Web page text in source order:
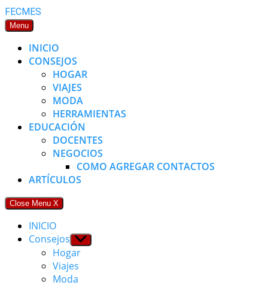
Skip
to
FECMES
Menu
INICIO
CONSEJOS
HOGAR
VIAJES
MODA
HERRAMIENTAS
EDUCACIÓN
DOCENTES
NEGOCIOS
COMO AGREGAR CONTACTOS
ARTÍCULOS
Close Menu X
INICIO
Consejos Show
sub
menu
Hogar
Viajes
Moda